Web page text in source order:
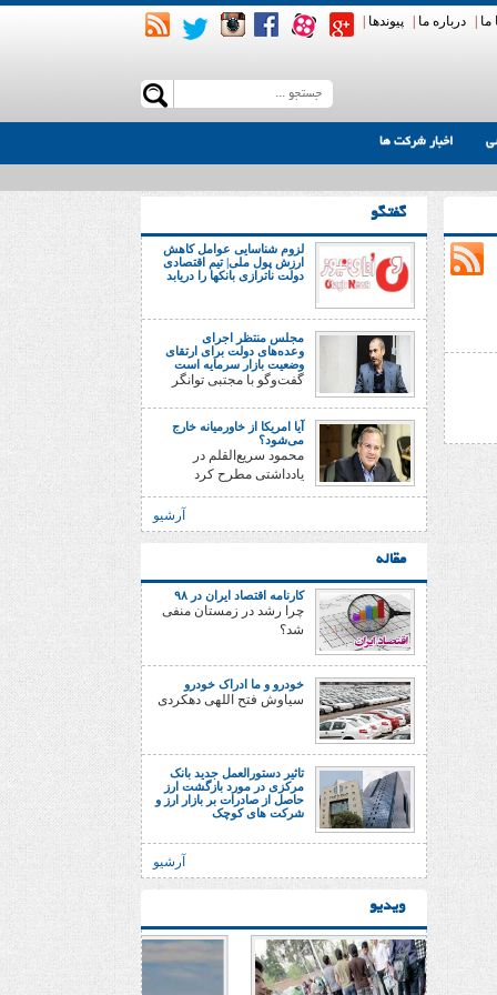
ما درباره ما پیوندها
اخبار شرکت ها
گفتگو
لزوم شناسایی عوامل کاهش
ارزش پول ملی| تیم اقتصادی
دولت ناترازی بانکها را دریابد
مجلس منتظر اجرای
وعده‌های دولت برای ارتقای
وضعیت بازار سرمایه است
گفت‌وگو با مجتبی توانگر
آیا امریکا از خاورمیانه خارج
می‌شود؟
محمود سریع‌القلم در
یادداشتی مطرح کرد
آرشیو
مقاله
کارنامه اقتصاد ایران در ۹۸
چرا رشد در زمستان منفی
شد؟
خودرو و ما ادراک خودرو
سیاوش فتح اللهی دهکردی
تاثیر دستورالعمل جدید بانک
مرکزی در مورد بازگشت ارز
حاصل از صادرات بر بازار ارز و
شرکت های کوچک
آرشیو
ویدیو